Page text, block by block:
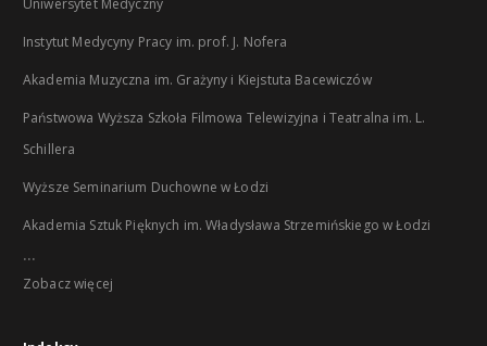
Uniwersytet Medyczny
Instytut Medycyny Pracy im. prof. J. Nofera
Akademia Muzyczna im. Grażyny i Kiejstuta Bacewiczów
Państwowa Wyższa Szkoła Filmowa Telewizyjna i Teatralna im. L.
Schillera
Wyższe Seminarium Duchowne w Łodzi
Akademia Sztuk Pięknych im. Władysława Strzemińskiego w Łodzi
...
Zobacz więcej